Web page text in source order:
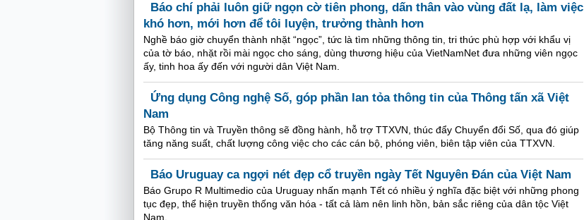
Báo chí phải luôn giữ ngọn cờ tiên phong, dấn thân vào vùng đất lạ, làm việc
khó hơn, mới hơn để tôi luyện, trưởng thành hơn
Nghề báo giờ chuyển thành nhặt “ngọc”, tức là tìm những thông tin, tri thức phù hợp với khẩu vị
của tờ báo, nhặt rồi mài ngọc cho sáng, dùng thương hiệu của VietNamNet đưa những viên ngọc
ấy, tinh hoa ấy đến với người dân Việt Nam.
Ứng dụng Công nghệ Số, góp phần lan tỏa thông tin của Thông tấn xã Việt
Nam
Bộ Thông tin và Truyền thông sẽ đồng hành, hỗ trợ TTXVN, thúc đẩy Chuyển đổi Số, qua đó giúp
tăng năng suất, chất lượng công việc cho các cán bộ, phóng viên, biên tập viên của TTXVN.
Báo Uruguay ca ngợi nét đẹp cổ truyền ngày Tết Nguyên Đán của Việt Nam
Báo Grupo R Multimedio của Uruguay nhấn mạnh Tết có nhiều ý nghĩa đặc biệt với những phong
tục đẹp, thể hiện truyền thống văn hóa - tất cả làm nên linh hồn, bản sắc riêng của dân tộc Việt
Nam.